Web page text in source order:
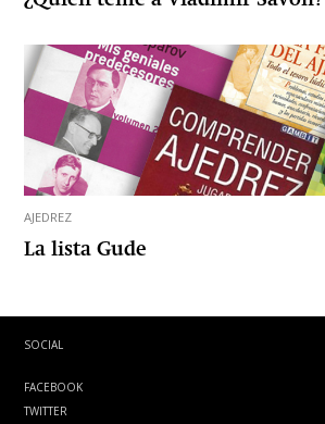
AJEDREZ
La lista Gude
SOCIAL
FACEBOOK
TWITTER